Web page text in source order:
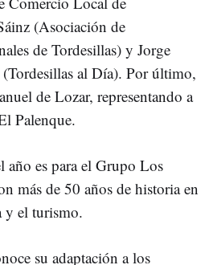
(Asociación de
de Tordesillas) y Jorge
al Día). Por último,
de Lozar, representando a
Palenque.
es para el Grupo Los
más de 50 años de historia en
y el turismo.
su adaptación a los